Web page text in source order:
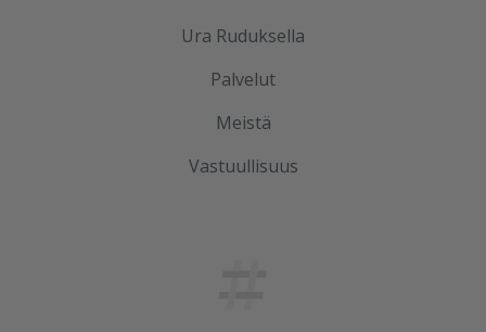
Ura Ruduksella
Palvelut
Meistä
Vastuullisuus